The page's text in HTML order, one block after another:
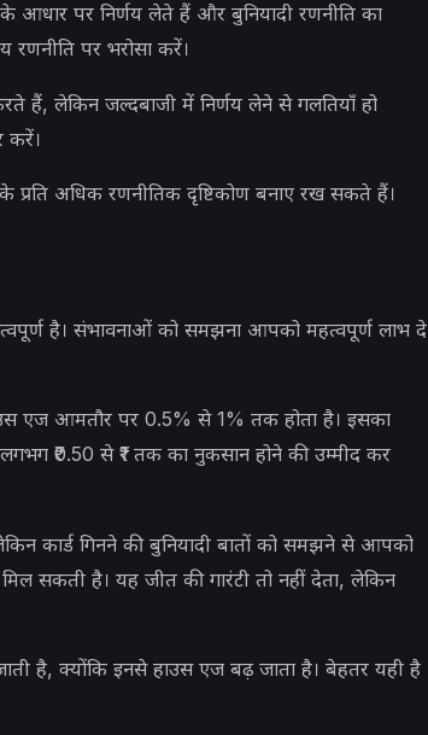
पर निर्णय लेते हैं और बुनियादी रणनीति का
पर भरोसा करें।
हैं, लेकिन जल्दबाजी में निर्णय लेने से गलतियाँ हो
करें।
अधिक रणनीतिक दृष्टिकोण बनाए रख सकते हैं।
है। संभावनाओं को समझना आपको महत्वपूर्ण लाभ दे
एज आमतौर पर 0.5% से 1% तक होता है। इसका
₹0.50 से ₹1 तक का नुकसान होने की उम्मीद कर
कार्ड गिनने की बुनियादी बातों को समझने से आपको
सकती है। यह जीत की गारंटी तो नहीं देता, लेकिन
है, क्योंकि इनसे हाउस एज बढ़ जाता है। बेहतर यही है